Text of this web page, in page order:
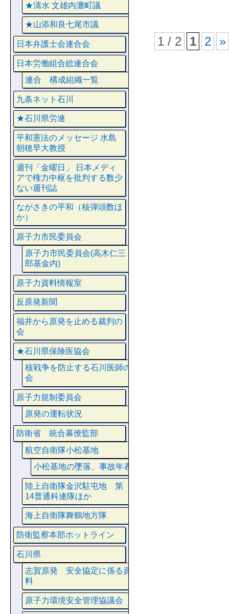
1 / 2 1 2 »
★清水 文雄内灘町議
★山添和良七尾市議
日本弁護士会連合会
日本労働組合総連合会
連合 構成組織一覧
九条ネット石川
★石川県労連
平和憲法のメッセージ 水島
朝穂早大教授
週刊「金曜日」 日本メディ
アで権力中枢を批判する数少
ない週刊誌
ながさきの平和（核弾頭数ほ
か）
原子力市民委員会
原子力市民委員会(高木仁三
郎基金内)
原子力資料情報室
反原発新聞
福井から原発を止める裁判の
会
★石川県保険医協会
核戦争を防止する石川医師の
会
原子力規制委員会
原発の運転状況
防衛省 統合幕僚監部
航空自衛隊小松基地
小松基地の墜落、事故年表
陸上自衛隊金沢駐屯地 第
14普通科連隊ほか
海上自衛隊舞鶴地方隊
防衛監察本部ホットライン
石川県
志賀原発 安全協定に係る資
料
原子力環境安全管理協議会